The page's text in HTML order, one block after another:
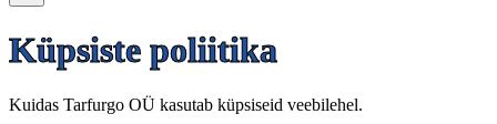
Küpsiste poliitika
Kuidas Tarfurgo OÜ kasutab küpsiseid veebilehel.